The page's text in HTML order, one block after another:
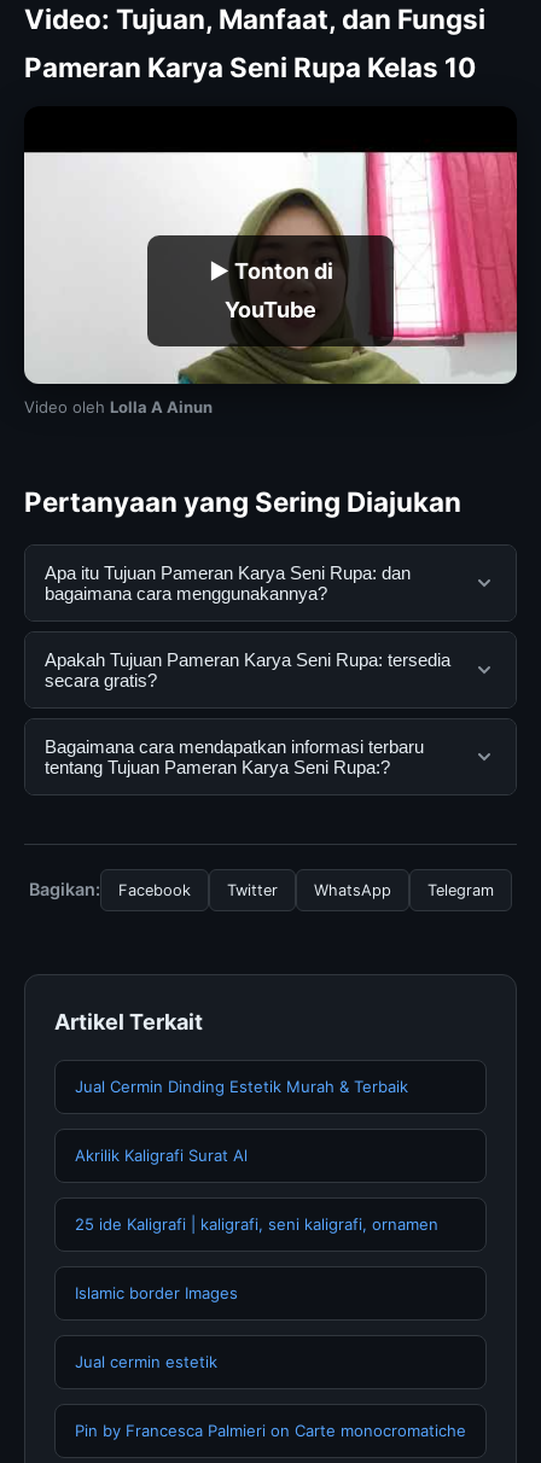
Video: Tujuan, Manfaat, dan Fungsi
Pameran Karya Seni Rupa Kelas 10
▶ Tonton di
YouTube
Video oleh Lolla A Ainun
Pertanyaan yang Sering Diajukan
Apa itu Tujuan Pameran Karya Seni Rupa: dan
bagaimana cara menggunakannya?
Tujuan Pameran Karya Seni Rupa: adalah layanan digital
yang dirancang untuk membantu pengguna
mendapatkan informasi lengkap dan terpercaya. Anda
dapat menggunakannya dengan mengunjungi situs
resmi dan mengikuti panduan yang tersedia.
Apakah Tujuan Pameran Karya Seni Rupa: tersedia
secara gratis?
Ya, Tujuan Pameran Karya Seni Rupa: dapat diakses
secara gratis oleh semua pengguna. Tidak ada biaya
tersembunyi atau langganan yang diperlukan untuk
Bagaimana cara mendapatkan informasi terbaru
tentang Tujuan Pameran Karya Seni Rupa:?
halaman resmi kami secara berkala. Kami selalu
memperbarui konten dengan informasi terkini dan
Bagikan: Facebook Twitter WhatsApp Telegram
Artikel Terkait
Jual Cermin Dinding Estetik Murah & Terbaik
Akrilik Kaligrafi Surat Al
25 ide Kaligrafi | kaligrafi, seni kaligrafi, ornamen
Islamic border Images
Jual cermin estetik
Pin by Francesca Palmieri on Carte monocromatiche